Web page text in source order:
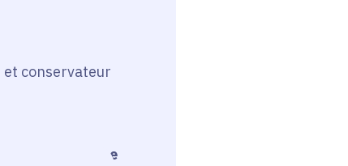
conservateur
Marianne